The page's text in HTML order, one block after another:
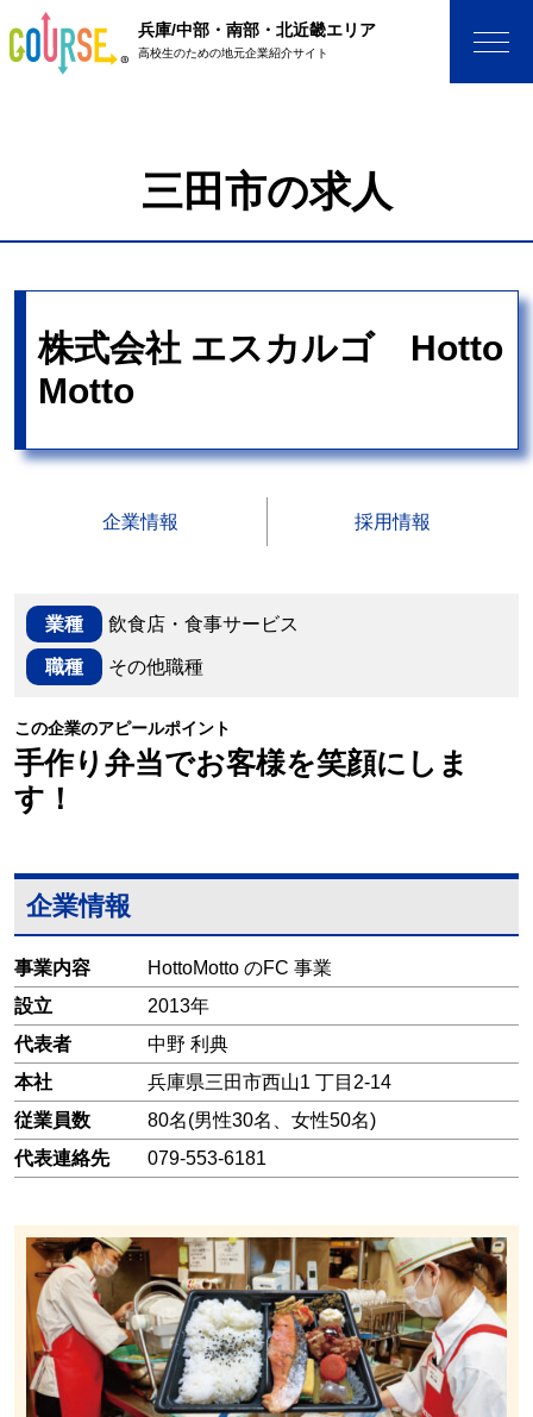
兵庫/中部・南部・北近畿エリア
高校生のための地元企業紹介サイト
三田市の求人
株式会社 エスカルゴ Hotto
Motto
企業情報 採用情報
業種 飲食店・食事サービス
職種 その他職種
この企業のアピールポイント
手作り弁当でお客様を笑顔にしま
す！
企業情報
事業内容
HottoMotto のFC 事業
設立
2013年
代表者
中野 利典
本社
兵庫県三田市西山1 丁目2-14
従業員数
80名(男性30名、女性50名)
代表連絡先
079-553-6181